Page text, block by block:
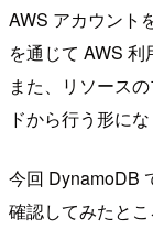
AWS アカウント
を通じて AWS 利
また、リソース
ドから行う形にな
今回 DynamoDB
確認してみたと